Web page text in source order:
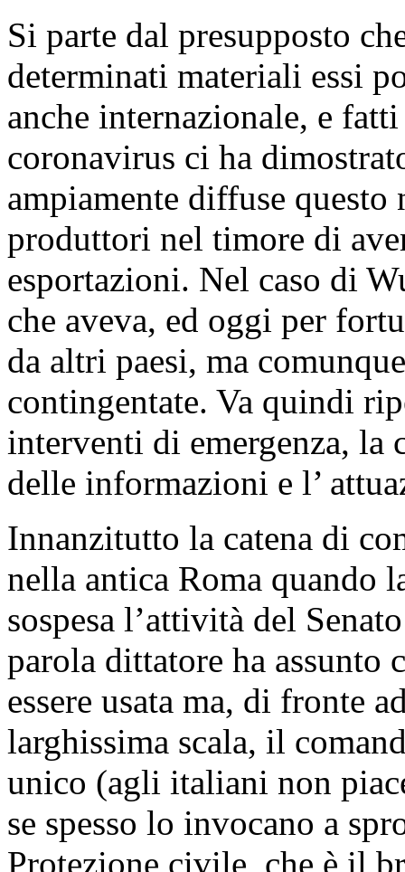
Si parte dal presupposto
determinati materiali essi
anche internazionale, e
coronavirus ci ha
ampiamente diffuse questo
produttori nel timore di
esportazioni. Nel caso di
che aveva, ed oggi per
da altri paesi, ma
contingentate. Va quindi
interventi di emergenza, la
delle informazioni e l’
Innanzitutto la catena di
nella antica Roma quando
sospesa l’attività del
parola dittatore ha assunto
essere usata ma, di fronte
larghissima scala, il
unico (agli italiani non
se spesso lo invocano a
Protezione civile, che è il